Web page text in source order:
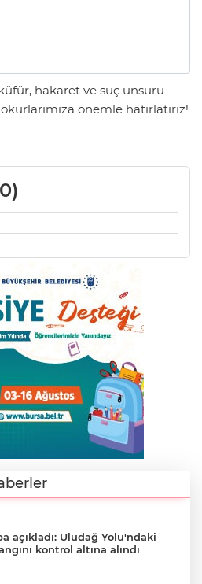
hakaret ve suç unsuru
önemle hatırlatırız!
0)
açıkladı: Uludağ Yolu'ndaki
kontrol altına alındı